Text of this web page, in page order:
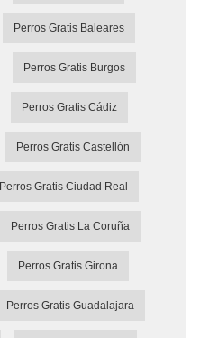
Perros Gratis Baleares
Perros Gratis Burgos
Perros Gratis Cádiz
Perros Gratis Castellón
Perros Gratis Ciudad Real
Perros Gratis La Coruña
Perros Gratis Girona
Perros Gratis Guadalajara